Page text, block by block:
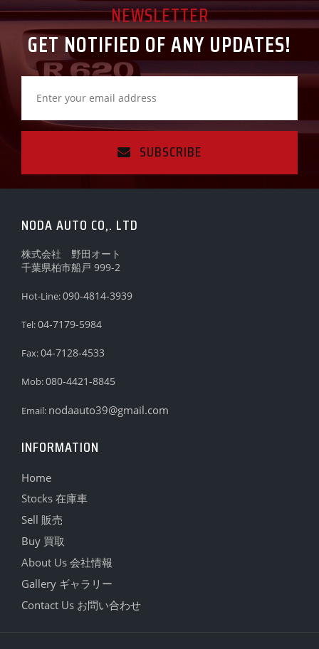
NEWSLETTER
GET NOTIFIED OF ANY UPDATES!
SUBSCRIBE
NODA AUTO CO,. LTD
株式会社 野田オート
千葉県柏市船戸 999-2
Hot-Line:090-4814-3939
Tel:04-7179-5984
Fax:04-7128-4533
Mob:080-4421-8845
Email: nodaauto39@gmail.com
INFORMATION
Home
Stocks 在庫車
Sell 販売
Buy 買取
About Us 会社情報
Gallery ギャラリー
Contact Us お問い合わせ